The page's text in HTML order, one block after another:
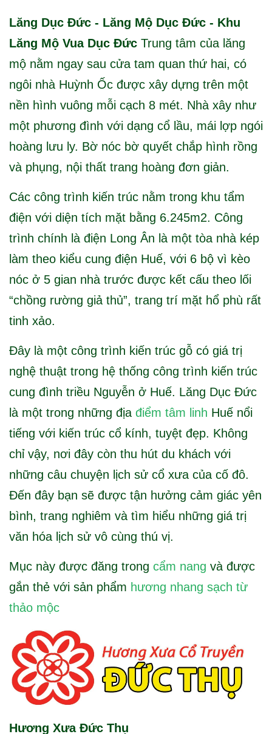
Lăng Dục Đức - Lăng Mộ Dục Đức - Khu
Lăng Mộ Vua Dục Đức Trung tâm của lăng
mộ nằm ngay sau cửa tam quan thứ hai, có
ngôi nhà Huỳnh Ốc được xây dựng trên một
nền hình vuông mỗi cạch 8 mét. Nhà xây như
một phương đình với dạng cổ lầu, mái lợp ngói
hoàng lưu ly. Bờ nóc bờ quyết chắp hình rồng
và phụng, nội thất trang hoàng đơn giản.
Các công trình kiến trúc nằm trong khu tẩm
điện với diện tích mặt bằng 6.245m2. Công
trình chính là điện Long Ân là một tòa nhà kép
làm theo kiểu cung điện Huế, với 6 bộ vì kèo
nóc ở 5 gian nhà trước được kết cấu theo lối
“chồng rường giả thủ”, trang trí mặt hổ phù rất
tinh xảo.
Đây là một công trình kiến trúc gỗ có giá trị
nghệ thuật trong hệ thống công trình kiến trúc
cung đình triều Nguyễn ở Huế. Lăng Dục Đức
là một trong những địa điểm tâm linh Huế nổi
tiếng với kiến trúc cổ kính, tuyệt đẹp. Không
chỉ vậy, nơi đây còn thu hút du khách với
những câu chuyện lịch sử cổ xưa của cố đô.
Đến đây bạn sẽ được tận hưởng cảm giác yên
bình, trang nghiêm và tìm hiểu những giá trị
văn hóa lịch sử vô cùng thú vị.
Mục này được đăng trong cẩm nang và được
gắn thẻ với sản phẩm hương nhang sạch từ
thảo mộc
Hương Xưa Đức Thụ